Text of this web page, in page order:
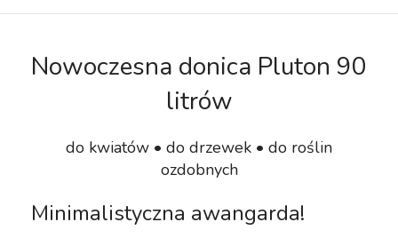
Nowoczesna donica Pluton 90
litrów
do kwiatów • do drzewek • do roślin
ozdobnych
Minimalistyczna awangarda!